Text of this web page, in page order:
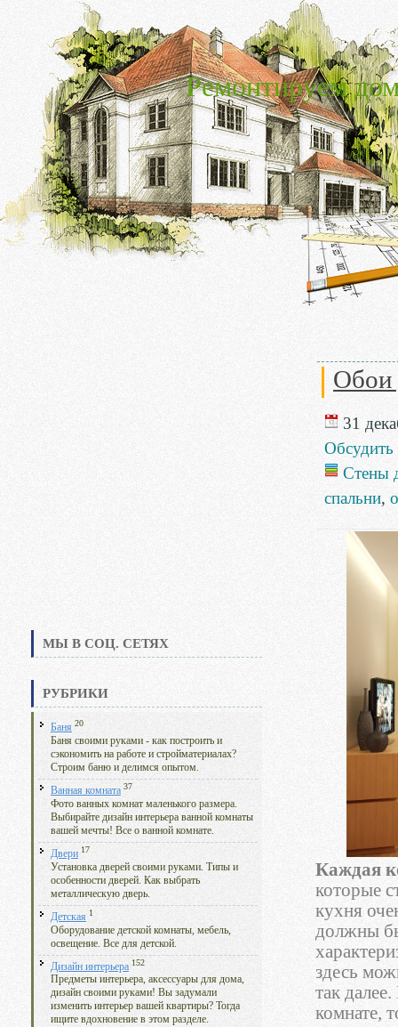
Ремонтируем
МЫ В СОЦ. СЕТЯХ
РУБРИКИ
Баня 20
Баня своими руками - как построить и
сэкономить на работе и стройматериалах?
Строим баню и делимся опытом.
Ванная комната 37
Фото ванных комнат маленького размера.
Выбирайте дизайн интерьера ванной комнаты
вашей мечты! Все о ванной комнате.
Двери 17
Установка дверей своими руками. Типы и
особенности дверей. Как выбрать
металлическую дверь.
Детская 1
Оборудование детской комнаты, мебель,
освещение. Все для детской.
Дизайн интерьера 152
Предметы интерьера, аксессуары для дома,
дизайн своими руками! Вы задумали
изменить интерьер вашей квартиры? Тогда
ищите вдохновение в этом разделе.
Обои
31
Обсудить
Стены
спальни,
Каждая
которые
кухня
должны
здесь
так
комнате,